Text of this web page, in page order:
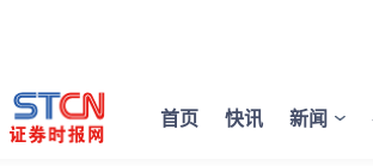
首页 快讯 新闻